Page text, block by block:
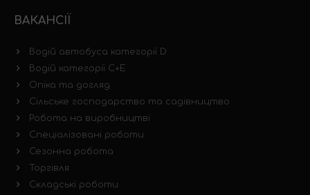
ВАКАНСІЇ
Водій автобуса категорії D
Водій категорії C+E
Опіка та догляд
Сільське господарство та садівництво
Робота на виробництві
Спеціалізовані роботи
Сезонна робота
Торгівля
Складські роботи